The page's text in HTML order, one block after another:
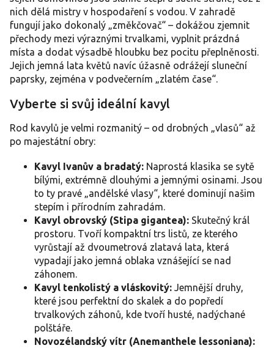
c
í
p
r
v
k
y
ý
i
nich dělá mistry v hospodaření s vodou. V zahradě
fungují jako dokonalý „změkčovač“ – dokážou zjemnit
přechody mezi výraznými trvalkami, vyplnit prázdná
místa a dodat výsadbě hloubku bez pocitu přeplněnosti.
Jejich jemná lata květů navíc úžasně odrážejí sluneční
paprsky, zejména v podvečerním „zlatém čase“.
Vyberte si svůj ideální kavyl
Rod kavylů je velmi rozmanitý – od drobných „vlasů“ až
po majestátní obry:
Kavyl Ivanův a bradatý: Naprostá klasika se sytě
bílými, extrémně dlouhými a jemnými osinami. Jsou
to ty pravé „andělské vlasy“, které dominují našim
stepím i přírodním zahradám.
Kavyl obrovský (Stipa gigantea): Skutečný král
prostoru. Tvoří kompaktní trs listů, ze kterého
vyrůstají až dvoumetrová zlatavá lata, která
vypadají jako jemná oblaka vznášející se nad
záhonem.
Kavyl tenkolistý a vláskovitý: Jemnější druhy,
které jsou perfektní do skalek a do popředí
trvalkových záhonů, kde tvoří husté, nadýchané
polštáře.
Novozélandský vítr (Anemanthele lessoniana):